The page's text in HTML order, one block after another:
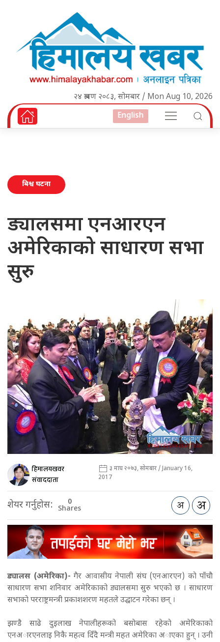
२४ श्रावण २०८३, सोमबार / Mon Aug 10, 2026
English
बिश्व घटना
ड्यालसमा एनआरएन
अमेरिकाको साधारण सभा
सुरु
हिमालयखवर
संवाददाता
३ माघ २०७३, सोमबार / January 16,
2017
शेयर गर्नुहोस: 0
Shares
ड्यालस (अमेरिका)- गैर आवासीय नेपाली संघ (एनआरएन) काे पाँचाै
साधारण सभा शनिवार अमेरिकाको ड्यालसमा सुरु भएकाे छ । साधारण
सभाकाे परराष्ट्रमन्त्री प्रकाशशरण महतले उद्घाटन गरेका छन् ।
झण्डै साढे दुइलाख नेपालीहरूको बसाेबास रहेकाे अमेरिकाकाे
एनअारएनलाइ निकै महत्व दिँदै मन्त्री महत अमेरिका अाएका हुन् । उनी